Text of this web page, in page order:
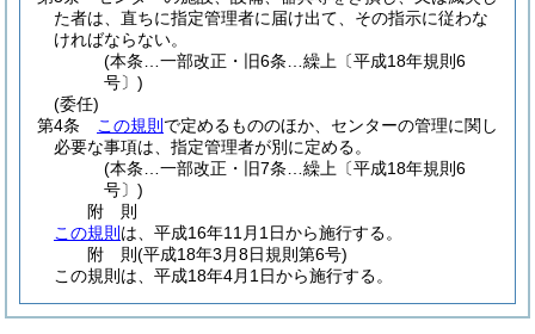
た者は、直ちに指定管理者に届け出て、その指示に従わな
ければならない。
(本条…一部改正・旧6条…繰上〔平成18年規則6
号〕)
(委任)
第4条
この規則 で定めるもののほか、センターの管理に関し
必要な事項は、指定管理者が別に定める。
(本条…一部改正・旧7条…繰上〔平成18年規則6
号〕)
附 則
この規則 は、平成16年11月1日から施行する。
附 則(平成18年3月8日規則第6号)
この規則は、平成18年4月1日から施行する。